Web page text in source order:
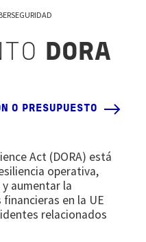
DORA
O PRESUPUESTO
Act (DORA) está
operativa,
aumentar la
en la UE
relacionados